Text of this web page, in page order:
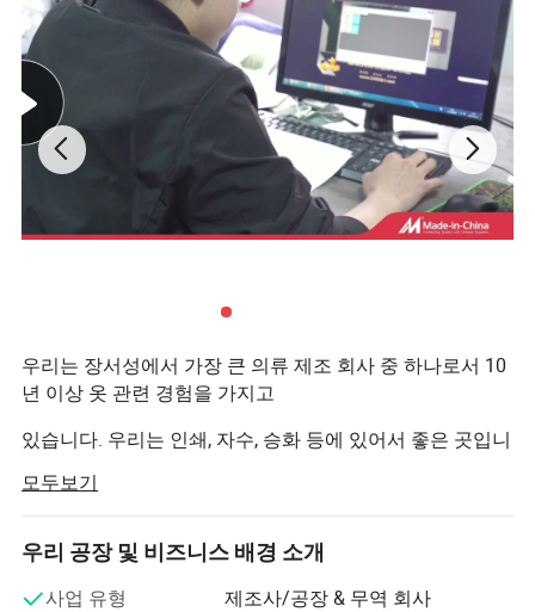
우리는 장서성에서 가장 큰 의류 제조 회사 중 하나로서 10
년 이상 옷 관련 경험을 가지고
있습니다. 우리는 인쇄, 자수, 승화 등에 있어서 좋은 곳입니
미국, 호주, 유럽
주요 상품: 티셔츠, 폴로 셔츠, 탱크탑, 바지, 후디, 트랙수트,
스웨트수트, 야구모자 등
모두보기
우리 공장 및 비즈니스 배경 소개
사업 유형
제조사/공장 & 무역 회사